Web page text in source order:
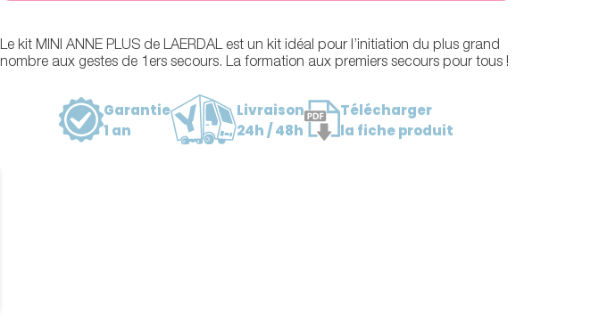
Le kit MINI ANNE PLUS de LAERDAL est un kit idéal pour l’initiation du plus grand
nombre aux gestes de 1ers secours. La formation aux premiers secours pour tous !
Garantie
1 an
Livraison
24h / 48h
Télécharger
la fiche produit